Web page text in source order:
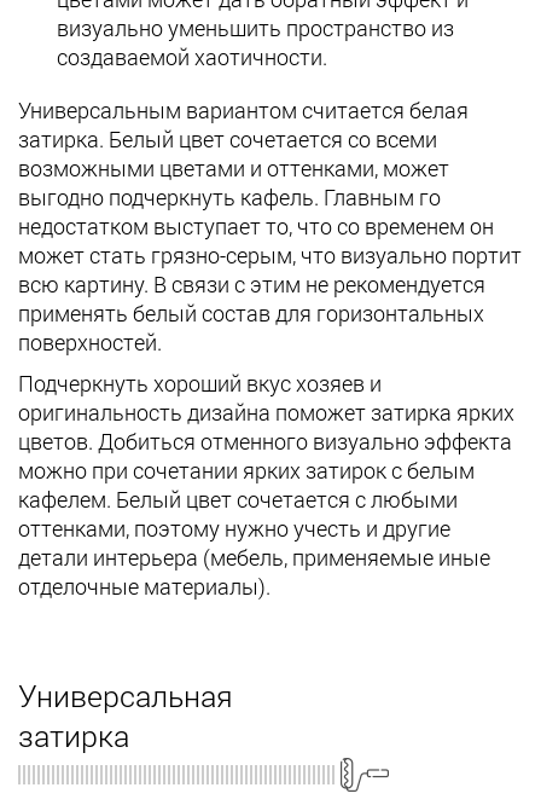
визуально уменьшить пространство из
создаваемой хаотичности.
Универсальным вариантом считается белая
затирка. Белый цвет сочетается со всеми
возможными цветами и оттенками, может
выгодно подчеркнуть кафель. Главным го
недостатком выступает то, что со временем он
может стать грязно-серым, что визуально портит
всю картину. В связи с этим не рекомендуется
применять белый состав для горизонтальных
поверхностей.
Подчеркнуть хороший вкус хозяев и
оригинальность дизайна поможет затирка ярких
цветов. Добиться отменного визуально эффекта
можно при сочетании ярких затирок с белым
кафелем. Белый цвет сочетается с любыми
оттенками, поэтому нужно учесть и другие
детали интерьера (мебель, применяемые иные
отделочные материалы).
Универсальная
затирка